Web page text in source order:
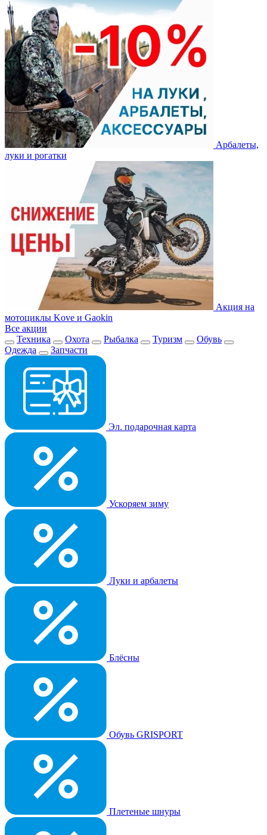
Арбалеты,
луки и рогатки
Акция на
мотоциклы Kove и Gaokin
Все акции
Техника
Охота Рыбалка Туризм
Обувь
Одежда
Запчасти
Эл. подарочная карта
Ускоряем зиму
Луки и арбалеты
Блёсны
Обувь GRISPORT
Плетеные шнуры